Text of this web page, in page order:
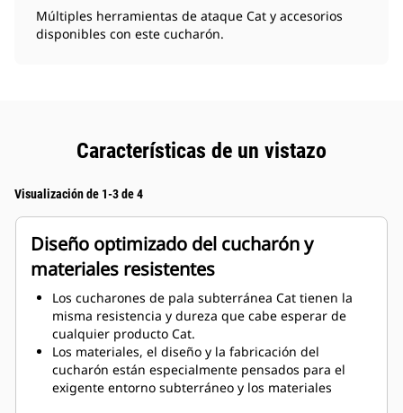
Múltiples herramientas de ataque Cat y accesorios
disponibles con este cucharón.
Características de un vistazo
Visualización de 1-3 de 4
Diseño optimizado del cucharón y
materiales resistentes
Los cucharones de pala subterránea Cat tienen la
misma resistencia y dureza que cabe esperar de
cualquier producto Cat.
Los materiales, el diseño y la fabricación del
cucharón están especialmente pensados para el
exigente entorno subterráneo y los materiales